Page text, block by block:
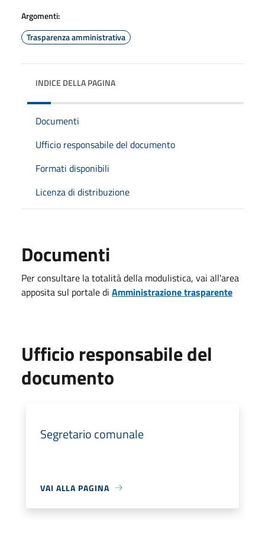
Argomenti:
Trasparenza amministrativa
INDICE DELLA PAGINA
Documenti
Ufficio responsabile del documento
Formati disponibili
Licenza di distribuzione
Documenti
Per consultare la totalità della modulistica, vai all'area
apposita sul portale di Amministrazione trasparente
Ufficio responsabile del
documento
Segretario comunale
VAI ALLA PAGINA